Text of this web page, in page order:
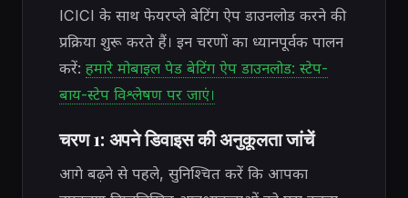
ICICI के साथ फेयरप्ले बेटिंग ऐप डाउनलोड करने की
प्रक्रिया शुरू करते हैं। इन चरणों का ध्यानपूर्वक पालन
करें: हमारे मोबाइल पेड बेटिंग ऐप डाउनलोड: स्टेप-
बाय-स्टेप विश्लेषण पर जाएं।
चरण 1: अपने डिवाइस की अनुकूलता जांचें
आगे बढ़ने से पहले, सुनिश्चित करें कि आपका